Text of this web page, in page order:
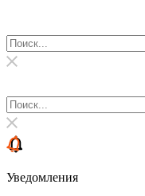
Уведомления